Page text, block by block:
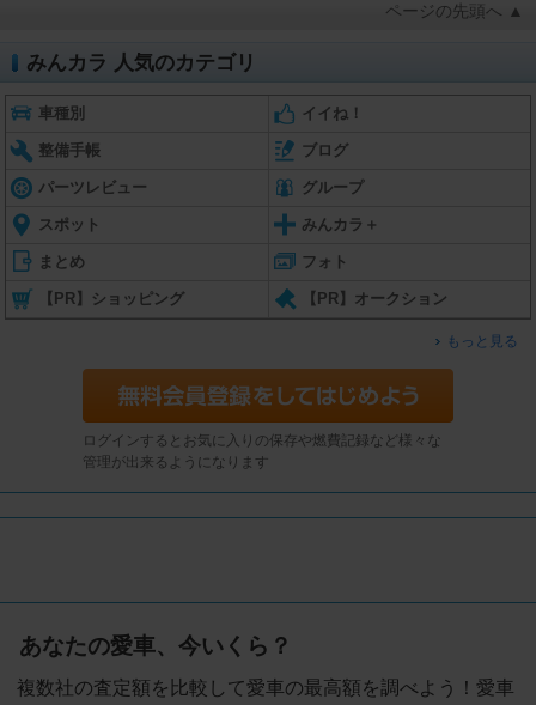
ページの先頭へ ▲
みんカラ 人気のカテゴリ
車種別 イイね！
整備手帳 ブログ
パーツレビュー グループ
スポット みんカラ＋
まとめ フォト
【PR】ショッピング 【PR】オークション
もっと見る
ログインするとお気に入りの保存や燃費記録など様々な
管理が出来るようになります
あなたの愛車、今いくら？
複数社の査定額を比較して愛車の最高額を調べよう！愛車